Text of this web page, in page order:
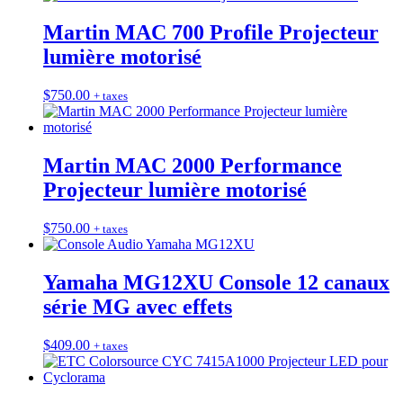
Martin MAC 700 Profile Projecteur
lumière motorisé
$750.00 + taxes
Martin MAC 2000 Performance
Projecteur lumière motorisé
$750.00 + taxes
Yamaha MG12XU Console 12 canaux
série MG avec effets
$409.00 + taxes